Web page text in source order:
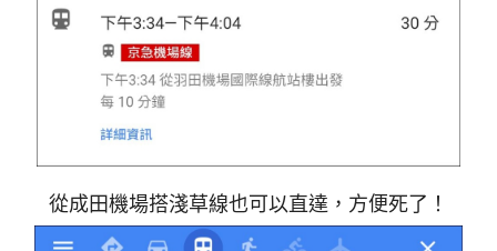
從成田機場搭淺草線也可以直達，方便死了！